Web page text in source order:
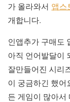
가 올라와서 앱스
개합니다.
인앱추가 구매도
아직 언어발달이
잘만들어진 시리
이 궁금하긴 했어
든 게임이 많아